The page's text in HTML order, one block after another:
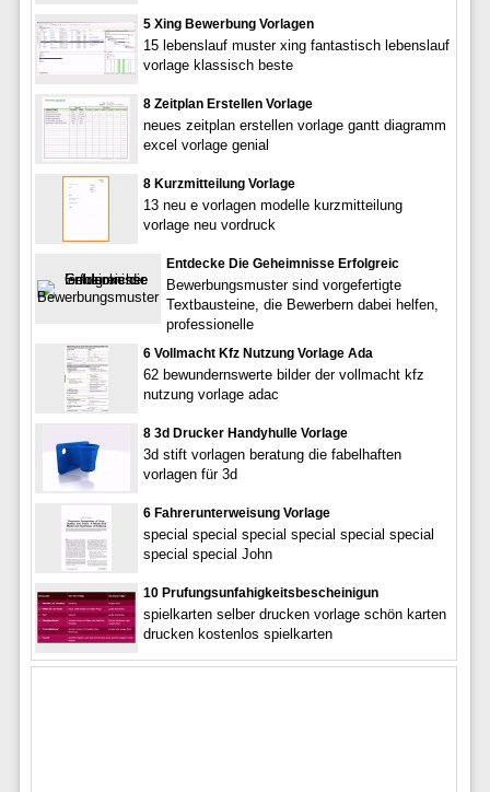
5 Xing Bewerbung Vorlagen
15 lebenslauf muster xing fantastisch lebenslauf
vorlage klassisch beste
8 Zeitplan Erstellen Vorlage
neues zeitplan erstellen vorlage gantt diagramm
excel vorlage genial
8 Kurzmitteilung Vorlage
13 neu e vorlagen modelle kurzmitteilung
vorlage neu vordruck
Entdecke Die Geheimnisse Erfolgreic
Bewerbungsmuster sind vorgefertigte
Textbausteine, die Bewerbern dabei helfen,
professionelle
6 Vollmacht Kfz Nutzung Vorlage Ada
62 bewundernswerte bilder der vollmacht kfz
nutzung vorlage adac
8 3d Drucker Handyhulle Vorlage
3d stift vorlagen beratung die fabelhaften
vorlagen für 3d
6 Fahrerunterweisung Vorlage
special special special special special special
special special John
10 Prufungsunfahigkeitsbescheinigun
spielkarten selber drucken vorlage schön karten
drucken kostenlos spielkarten